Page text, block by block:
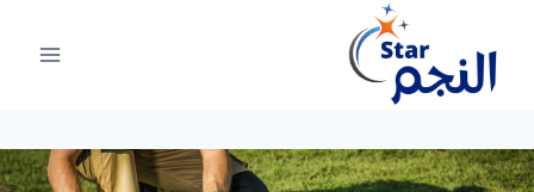
المحتوى